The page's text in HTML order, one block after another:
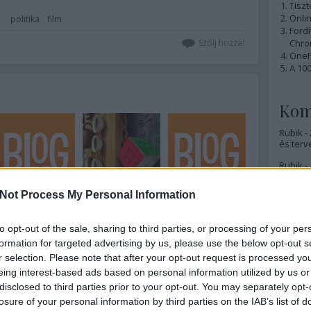
Process My Personal Information
opt-out of the sale, sharing to third parties, or processing of your
for targeted advertising by us, please use the below opt-out
selection. Please note that after your opt-out request is processed
interest-based ads based on personal information utilized by us
to third parties prior to your opt-out. You may separately
of your personal information by third parties on the IAB’s list of
politika
film
Szólj hozzá!
felhasználói tartalomnak minősülnek, értük aszolgáltatás technikai
nem ellenőrzi. Kifogás esetén forduljon a blog szerkesztőjéhez. Részletek
.
A
Rubik
és
Rubik
Rubik -
Rubik -
Rubik -